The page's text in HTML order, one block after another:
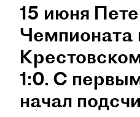
15 июня
Чемпионата
1:0. С
начал